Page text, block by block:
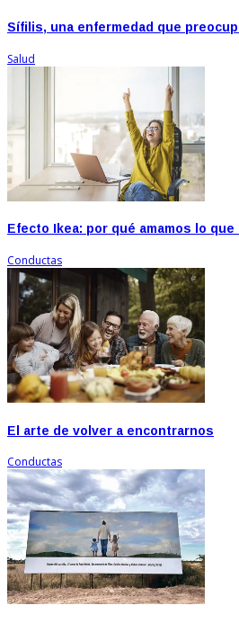
Sífilis, una enfermedad que
Salud
Efecto Ikea: por qué amamos lo
Conductas
El arte de volver a encontrarnos
Conductas